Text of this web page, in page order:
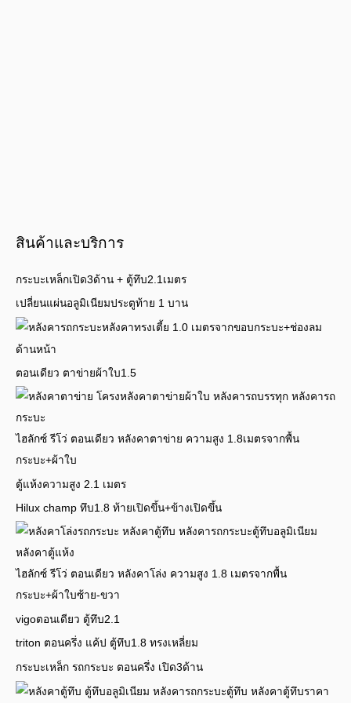
สินค้าและบริการ
กระบะเหล็กเปิด3ด้าน + ตู้ทึบ2.1เมตร
เปลี่ยนแผ่นอลูมิเนียมประตูท้าย 1 บาน
หลังคาทรงเตี้ย 1.0 เมตรจากขอบกระบะ+ช่องลม
ด้านหน้า
ตอนเดียว ตาข่ายผ้าใบ1.5
ไฮลักซ์ รีโว่ ตอนเดียว หลังคาตาข่าย ความสูง 1.8เมตรจากพื้น
กระบะ+ผ้าใบ
ตู้แห้งความสูง 2.1 เมตร
Hilux champ ทึบ1.8 ท้ายเปิดขึ้น+ข้างเปิดขึ้น
ไฮลักซ์ รีโว่ ตอนเดียว หลังคาโล่ง ความสูง 1.8 เมตรจากพื้น
กระบะ+ผ้าใบซ้าย-ขวา
vigoตอนเดียว ตู้ทึบ2.1
triton ตอนครึ่ง แค้ป ตู้ทึบ1.8 ทรงเหลี่ยม
กระบะเหล็ก รถกระบะ ตอนครึ่ง เปิด3ด้าน